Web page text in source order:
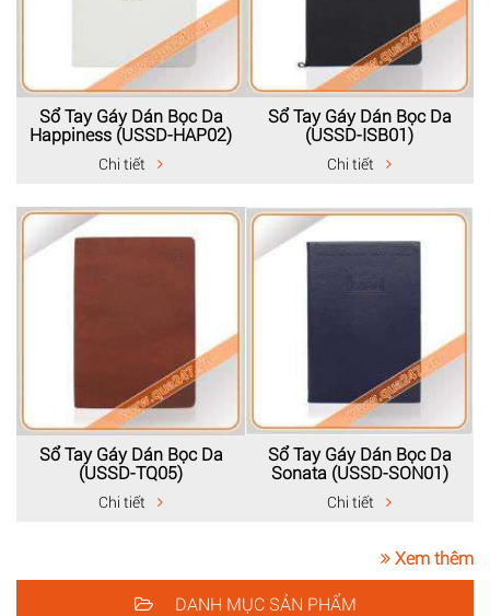
Sổ Tay Gáy Dán Bọc Da
Happiness (USSD-HAP02)
Chi tiết
Sổ Tay Gáy Dán Bọc Da
(USSD-ISB01)
Chi tiết
Sổ Tay Gáy Dán Bọc Da
(USSD-TQ05)
Chi tiết
Sổ Tay Gáy Dán Bọc Da
Sonata (USSD-SON01)
Chi tiết
Xem thêm
DANH MỤC SẢN PHẨM